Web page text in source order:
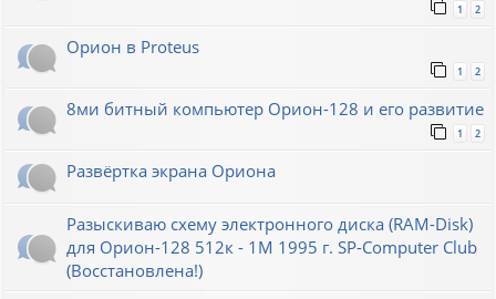
1 2
Орион в Proteus
1 2
8ми битный компьютер Орион-128 и его развитие
1 2
Развёртка экрана Ориона
Разыскиваю схему электронного диска (RAM-Disk)
для Орион-128 512к - 1М 1995 г. SP-Computer Club
(Восстановлена!)